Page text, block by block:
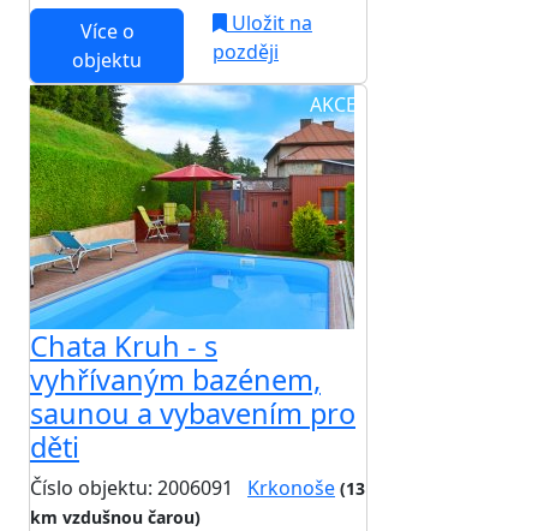
Více o
objektu
Uložit na
později
AKCE
Chata Kruh - s
vyhřívaným bazénem,
saunou a vybavením pro
děti
Číslo objektu: 2006091 Krkonoše (13
km vzdušnou čarou)